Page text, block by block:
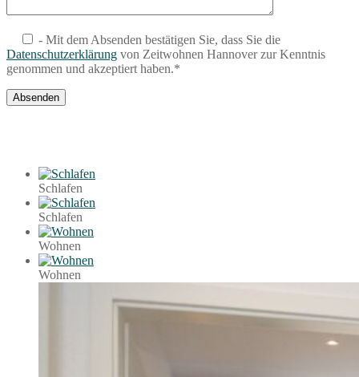
- Mit dem Absenden bestätigen Sie, dass Sie die
Datenschutzerklärung von Zeitwohnen Hannover zur Kenntnis
genommen und akzeptiert haben.*
Schlafen
Schlafen
Wohnen
Wohnen